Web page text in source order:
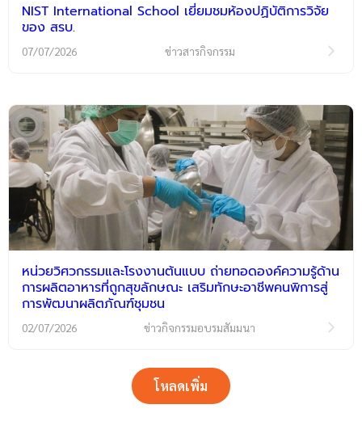
NIST International School เยี่ยมชมห้องปฏิบัติการวิจัย
ของ สรบ.
07/07/2026 ข่าวสารกิจกรรม
หน่วยวิศวกรรมและโรงงานต้นแบบ ถ่ายทอดองค์ความรู้ด้าน
การผลิตอาหารที่ถูกสุขลักษณะ เสริมทักษะอาชีพคนพิการสู่
การพัฒนาผลิตภัณฑ์ชุมชน
02/07/2026 ข่าวกิจกรรมอบรมสัมมนา
โหลดเพิ่ม